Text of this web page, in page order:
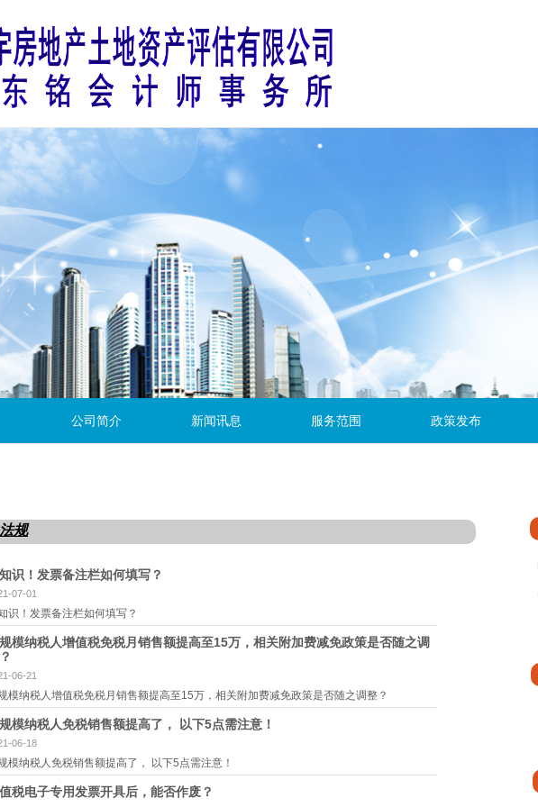
公司简介 新闻讯息 服务范围 政策发布
规
识！发票备注栏如何填写？
07-01
识！发票备注栏如何填写？
模纳税人增值税免税月销售额提高至15万，相关附加费减免政策是否随之调
06-21
模纳税人增值税免税月销售额提高至15万，相关附加费减免政策是否随之调整？
模纳税人免税销售额提高了， 以下5点需注意！
06-18
模纳税人免税销售额提高了， 以下5点需注意！
税电子专用发票开具后，能否作废？